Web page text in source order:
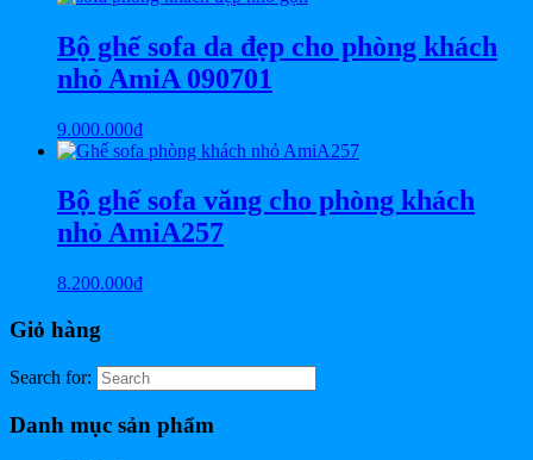
Bộ ghế sofa da đẹp cho phòng khách
nhỏ AmiA 090701
9.000.000₫
Bộ ghế sofa văng cho phòng khách
nhỏ AmiA257
8.200.000₫
Giỏ hàng
Search for:
Danh mục sản phẩm